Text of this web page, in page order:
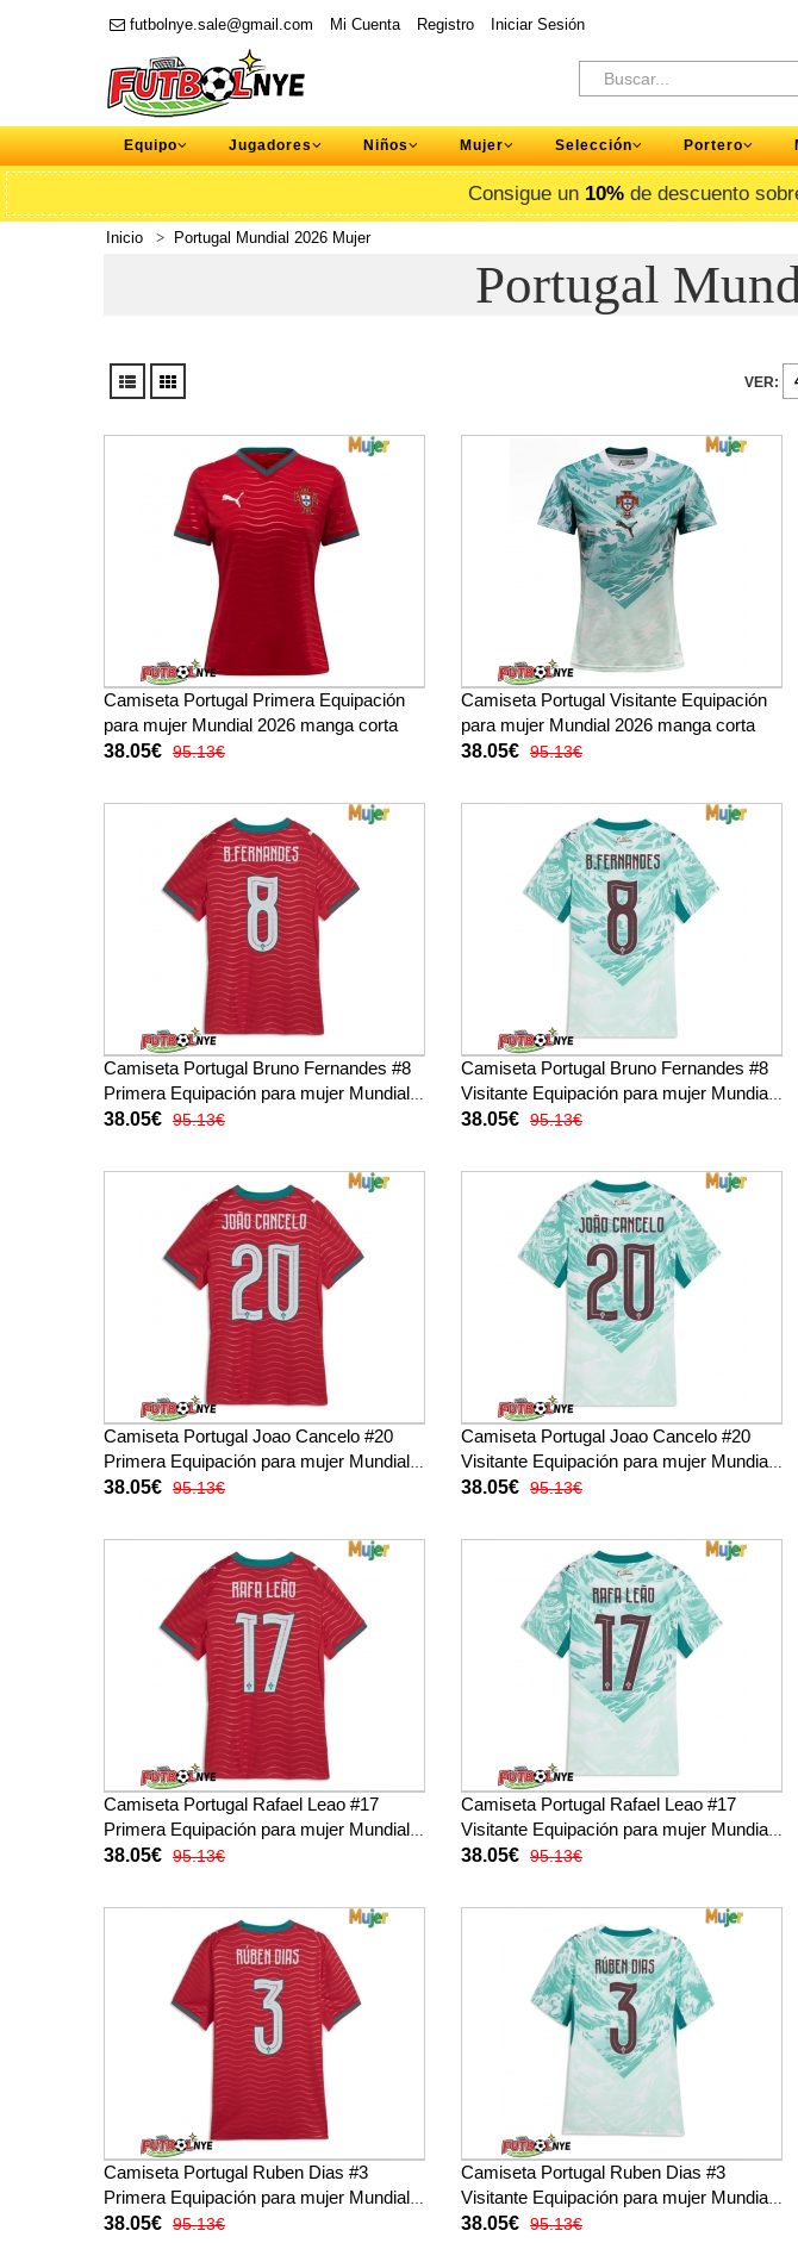
futbolnye.sale@gmail.com Mi Cuenta Registro Iniciar Sesión
Equipo Jugadores Niños Mujer Selección Portero
Consigue un 10%de descuento
Inicio Portugal Mundial 2026 Mujer
Portugal
VER:
Camiseta Portugal Primera Equipación
para mujer Mundial 2026 manga corta
38.05€ 95.13€
Camiseta Portugal Visitante Equipación
para mujer Mundial 2026 manga corta
38.05€ 95.13€
Camiseta Portugal Bruno Fernandes #8
Primera Equipación para mujer Mundial
2026 manga corta
38.05€ 95.13€
Camiseta Portugal Bruno Fernandes #8
Visitante Equipación para mujer Mundial
2026 manga corta
38.05€ 95.13€
Camiseta Portugal Joao Cancelo #20
Primera Equipación para mujer Mundial
2026 manga corta
38.05€ 95.13€
Camiseta Portugal Joao Cancelo #20
Visitante Equipación para mujer Mundial
2026 manga corta
38.05€ 95.13€
Camiseta Portugal Rafael Leao #17
Primera Equipación para mujer Mundial
2026 manga corta
38.05€ 95.13€
Camiseta Portugal Rafael Leao #17
Visitante Equipación para mujer Mundial
2026 manga corta
38.05€ 95.13€
Camiseta Portugal Ruben Dias #3
Primera Equipación para mujer Mundial
2026 manga corta
38.05€ 95.13€
Camiseta Portugal Ruben Dias #3
Visitante Equipación para mujer Mundial
2026 manga corta
38.05€ 95.13€